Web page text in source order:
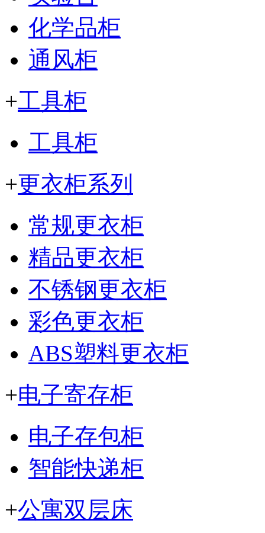
化学品柜
通风柜
+工具柜
工具柜
+更衣柜系列
常规更衣柜
精品更衣柜
不锈钢更衣柜
彩色更衣柜
ABS塑料更衣柜
+电子寄存柜
电子存包柜
智能快递柜
+公寓双层床